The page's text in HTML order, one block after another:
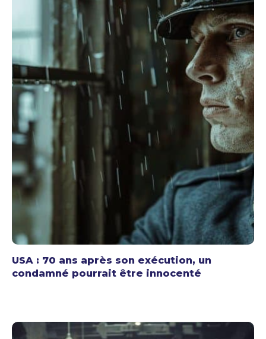
USA : 70 ans après son exécution, un
condamné pourrait être innocenté